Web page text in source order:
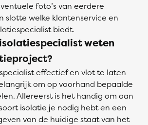
foto’s van eerdere
slotte welke klantenservice en
biedt.
weten
effectief en vlot te laten
om op voorhand bepaalde
Allereerst is het handig om aan
isolatie je nodig hebt en een
van de huidige staat van het